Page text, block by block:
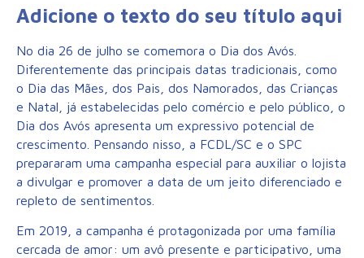
Adicione o texto do seu título aqui
No dia 26 de julho se comemora o Dia dos Avós.
Diferentemente das principais datas tradicionais, como
o Dia das Mães, dos Pais, dos Namorados, das Crianças
e Natal, já estabelecidas pelo comércio e pelo público, o
Dia dos Avós apresenta um expressivo potencial de
crescimento. Pensando nisso, a FCDL/SC e o SPC
prepararam uma campanha especial para auxiliar o lojista
a divulgar e promover a data de um jeito diferenciado e
repleto de sentimentos.
Em 2019, a campanha é protagonizada por uma família
cercada de amor: um avô presente e participativo, uma